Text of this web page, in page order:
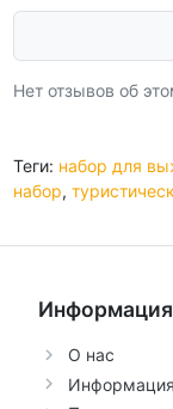
Нет отзывов об
Теги: набор для
набор,
Информация
О нас